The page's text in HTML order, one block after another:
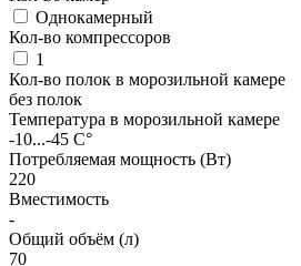
Однокамерный
Кол-во компрессоров
1
Кол-во полок в морозильной камере
без полок
Температура в морозильной камере
-10...-45 C°
Потребляемая мощность (Вт)
220
Вместимость
-
Общий объём (л)
70